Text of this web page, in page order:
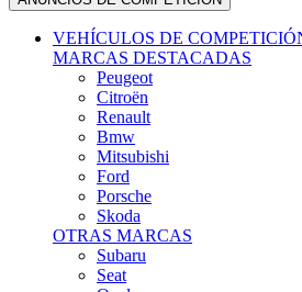
VEHÍCULOS DE COMPETICIÓN
MARCAS DESTACADAS
Peugeot
Citroën
Renault
Bmw
Mitsubishi
Ford
Porsche
Skoda
OTRAS MARCAS
Subaru
Seat
Opel
Volkswagen